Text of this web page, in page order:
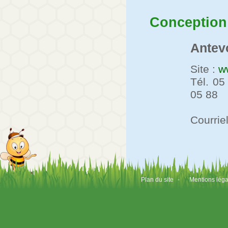
Site :
Tél.
05 88
Plan du site - Mentions